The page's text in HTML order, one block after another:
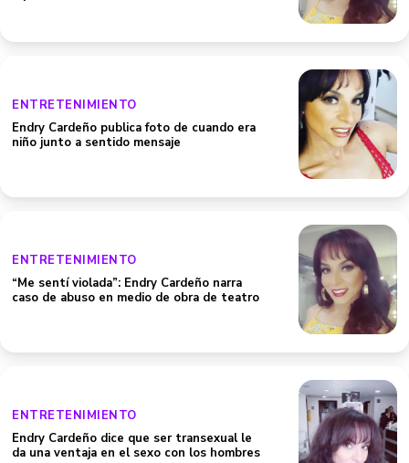
ENTRETENIMIENTO
Endry Cardeño publica foto de cuando era
niño junto a sentido mensaje
ENTRETENIMIENTO
“Me sentí violada”: Endry Cardeño narra
caso de abuso en medio de obra de teatro
ENTRETENIMIENTO
Endry Cardeño dice que ser transexual le
da una ventaja en el sexo con los hombres